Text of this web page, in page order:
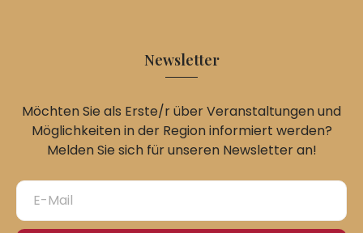
Newsletter
Möchten Sie als Erste/r über Veranstaltungen und
Möglichkeiten in der Region informiert werden?
Melden Sie sich für unseren Newsletter an!